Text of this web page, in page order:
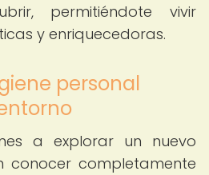
permitiéndote vivir
y enriquecedoras.
personal
a explorar un nuevo
conocer completamente